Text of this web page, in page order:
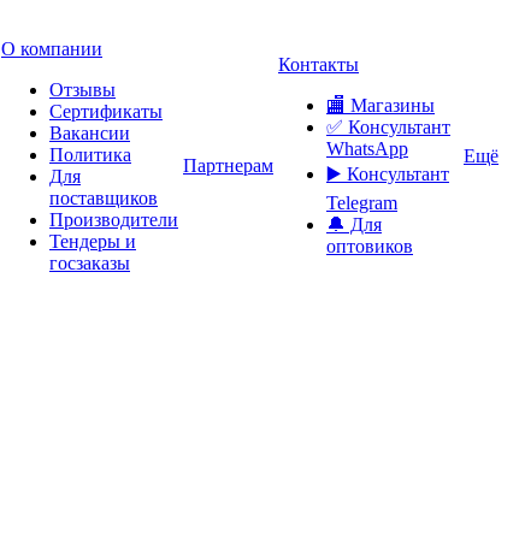
О компании
Отзывы
Сертификаты
Вакансии
Политика
Для
поставщиков
Производители
Тендеры и
госзаказы
Партнерам
Контакты
🏬 Магазины
✅️ Консультант
WhatsApp
▶️ Консультант
Telegram
🔔 Для
оптовиков
Ещё